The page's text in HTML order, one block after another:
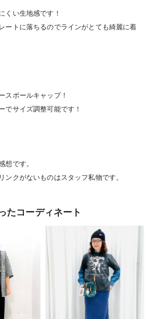
くい生地感です！
ートに落ちるのでラインがとても綺麗に着
スボールキャップ！
でサイズ調整可能です！
想です。
ンクがないものはスタッフ私物です。
たコーディネート